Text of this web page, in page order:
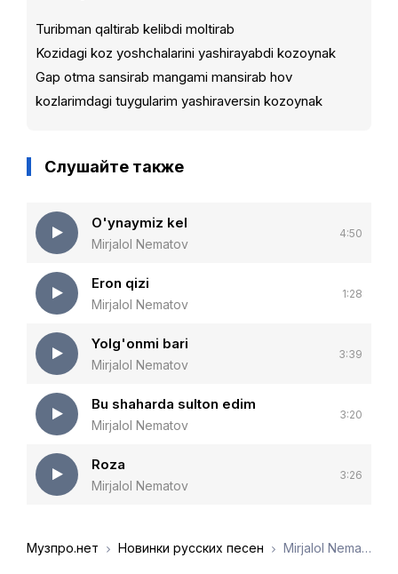
Turibman qaltirab kelibdi moltirab
Kozidagi koz yoshchalarini yashirayabdi kozoynak
Gap otma sansirab mangami mansirab hov
kozlarimdagi tuygularim yashiraversin kozoynak
Слушайте также
O'ynaymiz kel
Mirjalol Nematov
4:50
Eron qizi
Mirjalol Nematov
1:28
Yolg'onmi bari
Mirjalol Nematov
3:39
Bu shaharda sulton edim
Mirjalol Nematov
3:20
Roza
Mirjalol Nematov
3:26
Музпро.нет Новинки русских песен Mirjalol Nematov, Dilnoz - Ko’zoynak